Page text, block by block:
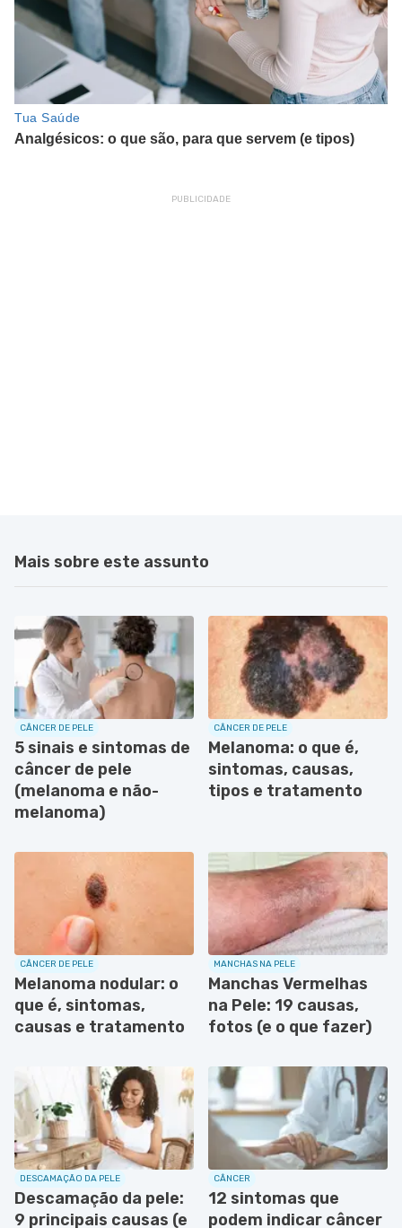
Mais sobre este assunto
CÂNCER DE PELE
5 sinais e sintomas de
câncer de pele
(melanoma e não-
melanoma)
CÂNCER DE PELE
Melanoma: o que é,
sintomas, causas,
tipos e tratamento
CÂNCER DE PELE
Melanoma nodular: o
que é, sintomas,
causas e tratamento
MANCHAS NA PELE
Manchas Vermelhas
na Pele: 19 causas,
fotos (e o que fazer)
DESCAMAÇÃO DA PELE
Descamação da pele:
9 principais causas (e
CÂNCER
12 sintomas que
podem indicar câncer